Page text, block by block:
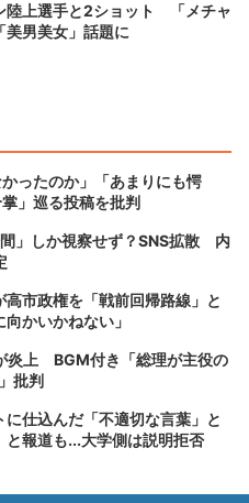
陸上選手と2ショット 「メチャ
美男美女」話題に
ったのか」「あまりにも愕
」巡る投稿を批判
」しか視察せず？SNS拡散 内
市政権を「戦前回帰路線」と
かいかねない」
炎上 BGM付き「総理が主役の
批判
仕込んだ「不適切な言葉」と
報道も...大学側は説明拒否